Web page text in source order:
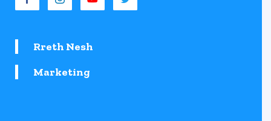
Rreth Nesh
Marketing